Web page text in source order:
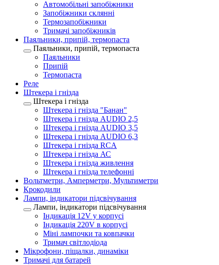
Автомобільні запобіжники
Запобіжники склянні
Термозапобіжники
Тримачі запобіжників
Паяльники, припій, термопаста
Паяльники, припій, термопаста
Паяльники
Припій
Термопаста
Реле
Штекера і гнізда
Штекера і гнізда
Штекера і гнізда "Банан"
Штекера і гнізда AUDIO 2,5
Штекера і гнізда AUDIO 3,5
Штекера і гнізда AUDIO 6,3
Штекера і гнізда RCA
Штекера і гнізда АС
Штекера і гнізда живлення
Штекера і гнізда телефонні
Вольтметри, Амперметри, Мультиметри
Крокодили
Лампи, індикатори підсвічування
Лампи, індикатори підсвічування
Індикація 12V у корпусі
Індикація 220V в корпусі
Міні лампочки та ковпачки
Тримач світлодіода
Мікрофони, піщалки, динаміки
Тримачі для батарей